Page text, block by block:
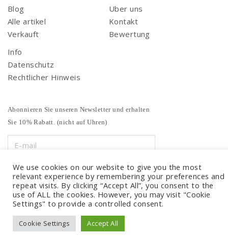
Blog
Alle artikel
Verkauft
Uber uns
Kontakt
Bewertung
Info
Datenschutz
Rechtlicher Hinweis
Abonnieren Sie unseren Newsletter und erhalten
Sie 10% Rabatt. (nicht auf Uhren)
We use cookies on our website to give you the most
relevant experience by remembering your preferences and
repeat visits. By clicking “Accept All”, you consent to the
use of ALL the cookies. However, you may visit "Cookie
Settings" to provide a controlled consent.
Cookie Settings Accept All